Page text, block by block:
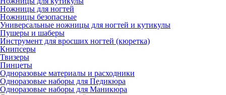
Ножницы для ногтей
Ножницы безопасные
Универсальные ножницы для ногтей и кутикулы
Пушеры и шаберы
Инструмент для вросших ногтей (кюретка)
Книпсеры
Твизеры
Пинцеты
Одноразовые материалы и расходники
Одноразовые наборы для Педикюра
Одноразовые наборы для Маникюра